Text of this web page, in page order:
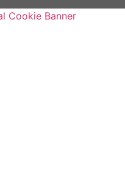
Cookie Banner